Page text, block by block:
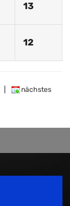
13
12
nächstes